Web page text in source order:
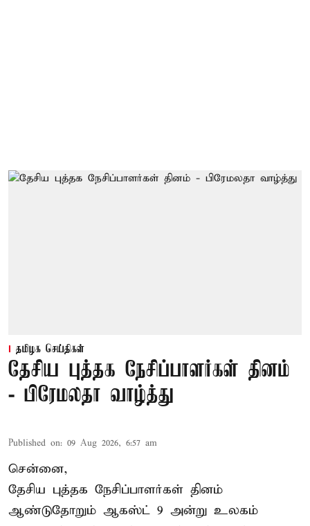
தமிழக செய்திகள்
தேசிய புத்தக நேசிப்பாளர்கள் தினம்
- பிரேமலதா வாழ்த்து
Published on: 09 Aug 2026, 6:57 am
சென்னை,
தேசிய புத்தக நேசிப்பாளர்கள் தினம்
ஆண்டுதோறும் ஆகஸ்ட் 9 அன்று உலகம்